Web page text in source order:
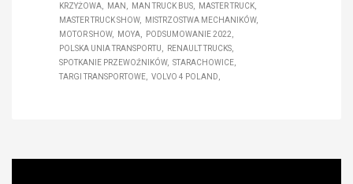
KRZYŻOWA
MAN MAN TRUCK BUS
MASTER TRUCK
MASTER TRUCK SHOW
MISTRZOSTWA MECHANIKÓW
MOTOR SHOW
MOYA
PODSUMOWANIE 2022
POLSKA UNIA TRANSPORTU
RENAULT TRUCKS
SPOTKANIE PRZEWOŹNIKÓW
STARACHOWICE
TARGI TRANSPORTOWE
VOLVO 4 POLAND